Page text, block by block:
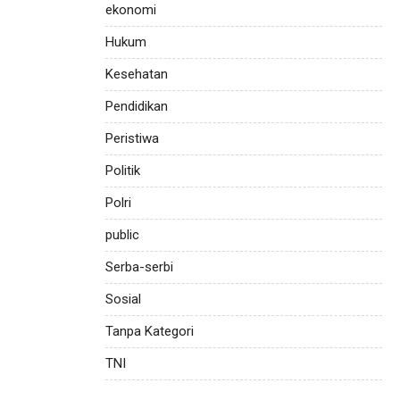
ekonomi
Hukum
Kesehatan
Pendidikan
Peristiwa
Politik
Polri
public
Serba-serbi
Sosial
Tanpa Kategori
TNI